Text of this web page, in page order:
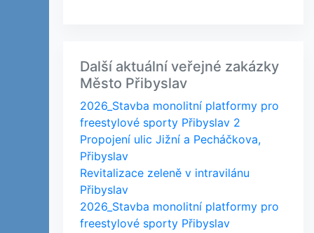
Další aktuální veřejné zakázky
Město Přibyslav
2026_Stavba monolitní platformy pro
freestylové sporty Přibyslav 2
Propojení ulic Jižní a Pecháčkova,
Přibyslav
Revitalizace zeleně v intravilánu
Přibyslav
2026_Stavba monolitní platformy pro
freestylové sporty Přibyslav